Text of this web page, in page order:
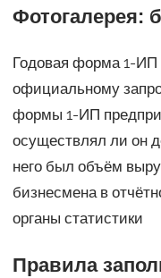
Годовая форма 1-ИП
официальному
формы 1-ИП
осуществлял ли он
него был объём
бизнесмена в
органы статистики
Правила